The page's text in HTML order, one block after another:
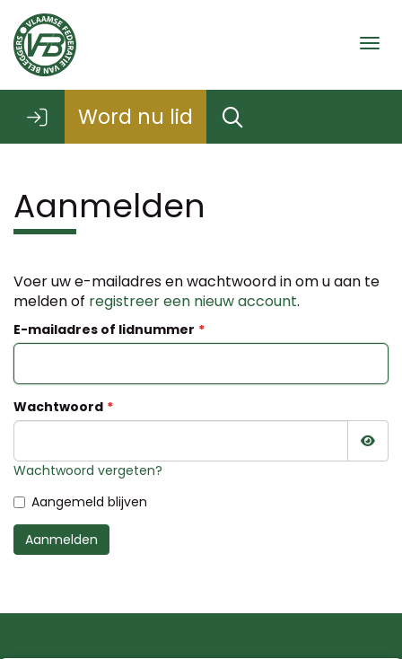
Word nu lid
Aanmelden
Voer uw e-mailadres en wachtwoord in om u aan te
melden of registreer een nieuw account.
E-mailadres of lidnummer
Wachtwoord
Wachtwoord vergeten?
Aangemeld blijven
Aanmelden